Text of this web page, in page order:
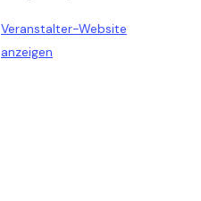
Veranstalter-Website
anzeigen